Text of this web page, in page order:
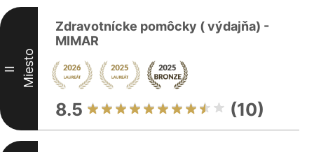
II Miesto
Zdravotnícke pomôcky ( výdajňa) -
MIMAR
8.5 (10)